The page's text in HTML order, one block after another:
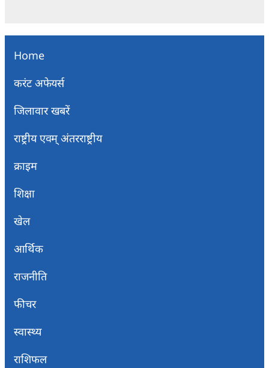
Home
करंट अफेयर्स
जिलावार खबरें
राष्ट्रीय एवम् अंतरराष्ट्रीय
क्राइम
शिक्षा
खेल
आर्थिक
राजनीति
फीचर
स्वास्थ्य
राशिफल